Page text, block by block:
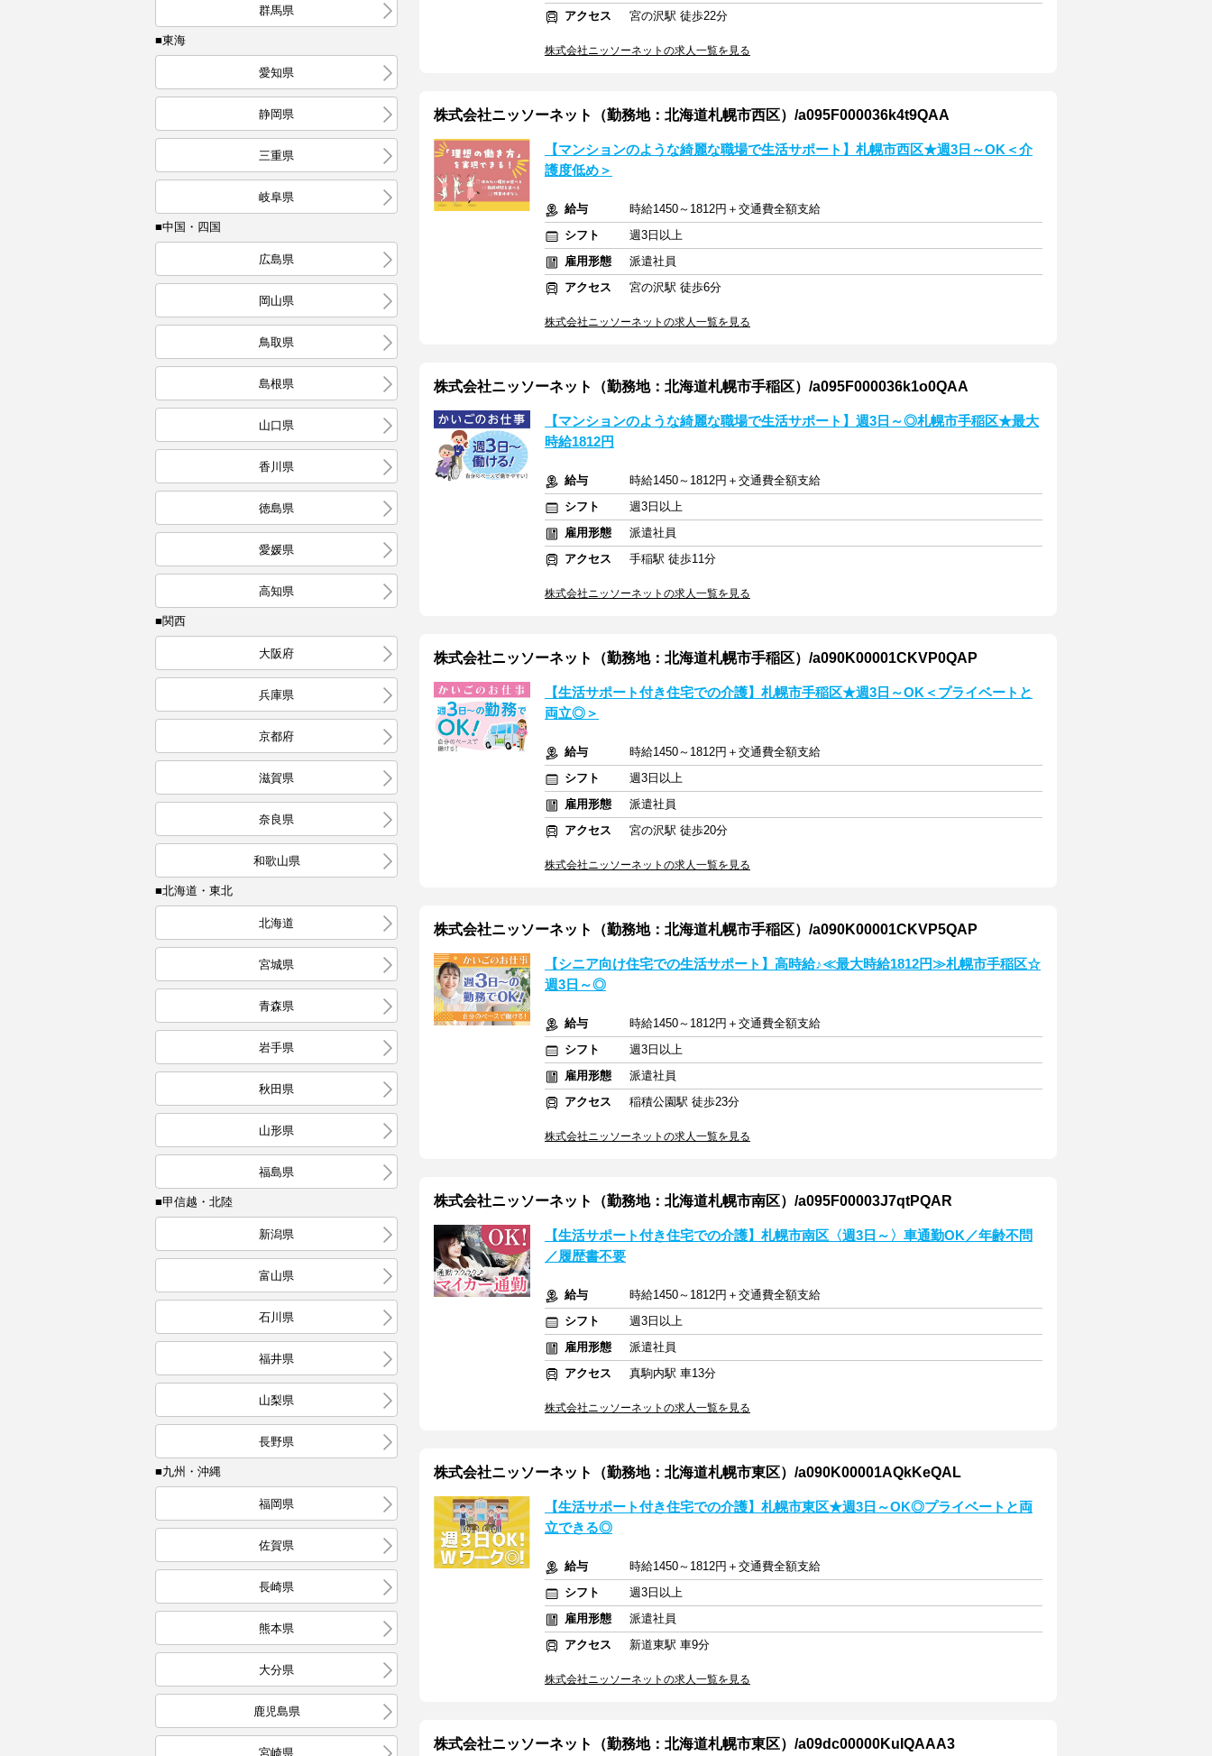
群馬県
■東海
愛知県
静岡県
三重県
岐阜県
■中国・四国
広島県
岡山県
鳥取県
島根県
山口県
香川県
徳島県
愛媛県
高知県
■関西
大阪府
兵庫県
京都府
滋賀県
奈良県
和歌山県
■北海道・東北
北海道
宮城県
青森県
岩手県
秋田県
山形県
福島県
■甲信越・北陸
新潟県
富山県
石川県
福井県
山梨県
長野県
■九州・沖縄
福岡県
佐賀県
長崎県
熊本県
大分県
鹿児島県
宮崎県
アクセス
宮の沢駅 徒歩22分
株式会社ニッソーネットの求人一覧を見る
株式会社ニッソーネット（勤務地：北海道札幌市西区）/a095F000036k4t9QAA
【マンションのような綺麗な職場で生活サポート】札幌市西区★週3日～OK＜介
護度低め＞
給与
時給1450～1812円＋交通費全額支給
シフト
週3日以上
雇用形態
派遣社員
アクセス
宮の沢駅 徒歩6分
株式会社ニッソーネットの求人一覧を見る
株式会社ニッソーネット（勤務地：北海道札幌市手稲区）/a095F000036k1o0QAA
【マンションのような綺麗な職場で生活サポート】週3日～◎札幌市手稲区★最大
時給1812円
給与
時給1450～1812円＋交通費全額支給
シフト
週3日以上
雇用形態
派遣社員
アクセス
手稲駅 徒歩11分
株式会社ニッソーネットの求人一覧を見る
株式会社ニッソーネット（勤務地：北海道札幌市手稲区）/a090K00001CKVP0QAP
【生活サポート付き住宅での介護】札幌市手稲区★週3日～OK＜プライベートと
両立◎＞
給与
時給1450～1812円＋交通費全額支給
シフト
週3日以上
雇用形態
派遣社員
アクセス
宮の沢駅 徒歩20分
株式会社ニッソーネットの求人一覧を見る
株式会社ニッソーネット（勤務地：北海道札幌市手稲区）/a090K00001CKVP5QAP
【シニア向け住宅での生活サポート】高時給♪≪最大時給1812円≫札幌市手稲区☆
週3日～◎
給与
時給1450～1812円＋交通費全額支給
シフト
週3日以上
雇用形態
派遣社員
アクセス
稲積公園駅 徒歩23分
株式会社ニッソーネットの求人一覧を見る
株式会社ニッソーネット（勤務地：北海道札幌市南区）/a095F00003J7qtPQAR
【生活サポート付き住宅での介護】札幌市南区〈週3日～〉車通勤OK／年齢不問
／履歴書不要
給与
時給1450～1812円＋交通費全額支給
シフト
週3日以上
雇用形態
派遣社員
アクセス
真駒内駅 車13分
株式会社ニッソーネットの求人一覧を見る
株式会社ニッソーネット（勤務地：北海道札幌市東区）/a090K00001AQkKeQAL
【生活サポート付き住宅での介護】札幌市東区★週3日～OK◎プライベートと両
立できる◎
給与
時給1450～1812円＋交通費全額支給
シフト
週3日以上
雇用形態
派遣社員
アクセス
新道東駅 車9分
株式会社ニッソーネットの求人一覧を見る
株式会社ニッソーネット（勤務地：北海道札幌市東区）/a09dc00000KuIQAAA3